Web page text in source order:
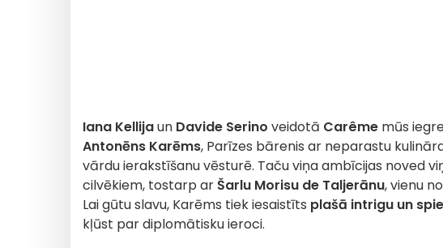
Iana Kellijaun Davide Serino veidotā Carême mūs
Antonēns Karēms, Parīzes bārenis ar neparastu
vārdu ierakstīšanu vēsturē. Taču viņa ambīcijas noved
cilvēkiem, tostarp ar Šarlu Morisu de Taljerānu, vienu
Lai gūtu slavu, Karēms tiek iesaistīts plašā intrigu un
kļūst par diplomātisku ieroci.